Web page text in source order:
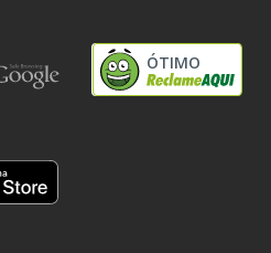
ÓTIMO